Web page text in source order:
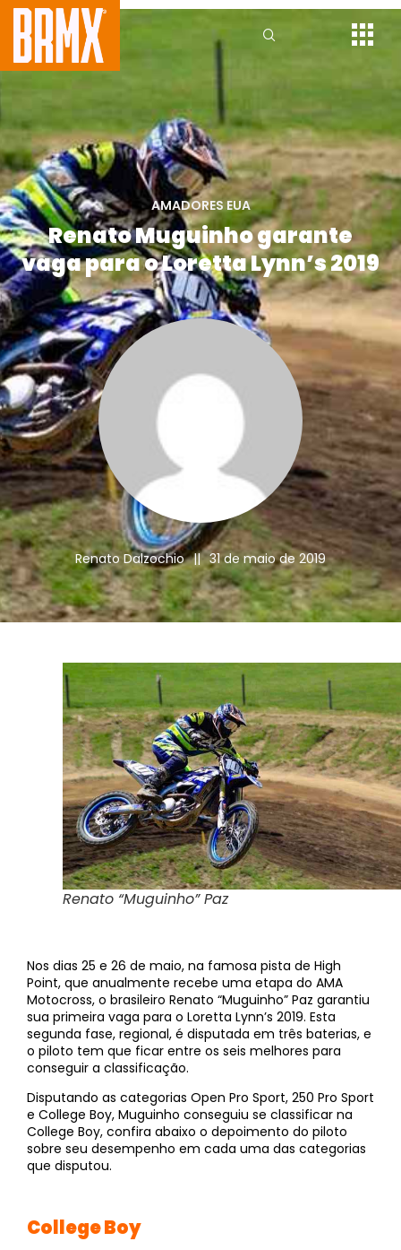
AMADORES EUA
Renato Muguinho garante
vaga para o Loretta Lynn’s 2019
Renato Dalzochio || 31 de maio de 2019
Renato “Muguinho” Paz
Nos dias 25 e 26 de maio, na famosa pista de High
Point, que anualmente recebe uma etapa do AMA
Motocross, o brasileiro Renato “Muguinho” Paz garantiu
sua primeira vaga para o Loretta Lynn’s 2019. Esta
segunda fase, regional, é disputada em três baterias, e
o piloto tem que ficar entre os seis melhores para
conseguir a classificação.
Disputando as categorias Open Pro Sport, 250 Pro Sport
e College Boy, Muguinho conseguiu se classificar na
College Boy, confira abaixo o depoimento do piloto
sobre seu desempenho em cada uma das categorias
que disputou.
College Boy